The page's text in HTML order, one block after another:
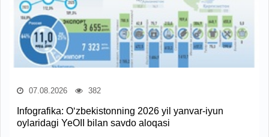
07.08.2026 382
Infografika: O‘zbekistonning 2026 yil yanvar-iyun
oylaridagi YeOII bilan savdo aloqasi